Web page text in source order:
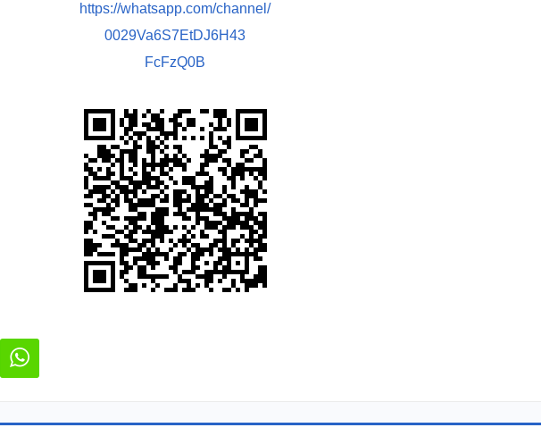
https://whatsapp.com/channel/
0029Va6S7EtDJ6H43
FcFzQ0B